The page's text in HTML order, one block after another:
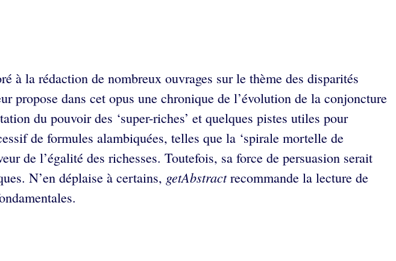
la rédaction de nombreux ouvrages sur le thème des disparités
propose dans cet opus une chronique de l’évolution de la conjoncture
du pouvoir des ‘super-riches’ et quelques pistes utiles pour
de formules alambiquées, telles que la ‘spirale mortelle de
de l’égalité des richesses. Toutefois, sa force de persuasion serait
N’en déplaise à certains, getAbstractrecommande la lecture de